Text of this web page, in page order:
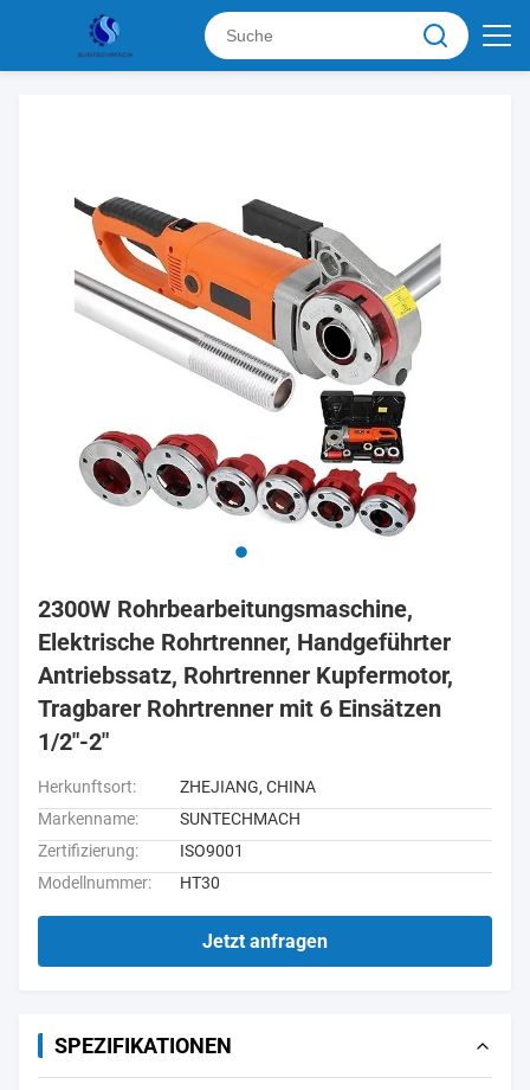
2300W Rohrbearbeitungsmaschine,
Elektrische Rohrtrenner, Handgeführter
Antriebssatz, Rohrtrenner Kupfermotor,
Tragbarer Rohrtrenner mit 6 Einsätzen
1/2"-2"
Herkunftsort:
ZHEJIANG, CHINA
Markenname:
SUNTECHMACH
Zertifizierung:
ISO9001
Modellnummer:
HT30
Jetzt anfragen
SPEZIFIKATIONEN